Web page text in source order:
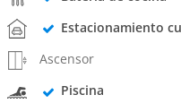
Estacionamiento
Ascensor
Piscina